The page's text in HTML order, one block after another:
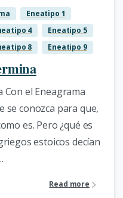
Eneatipo 1
4
Eneatipo 5
8 Eneatipo 9
el Eneagrama
se conozca para que,
es. Pero ¿qué es
estoicos decían
Read more